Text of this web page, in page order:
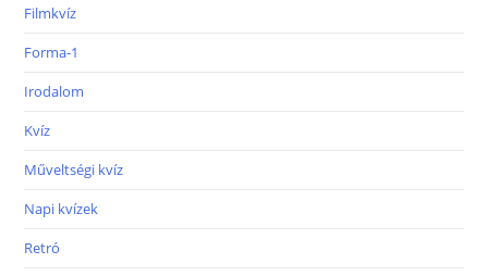
Filmkvíz
Forma-1
Irodalom
Kvíz
Műveltségi kvíz
Napi kvízek
Retró